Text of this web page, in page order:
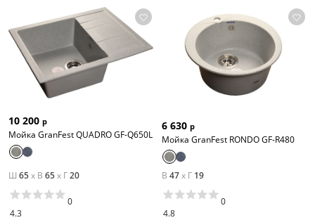
10 200 р
Мойка GranFest QUADRO GF-Q650L
Ш 65x В 65x Г20
4.3
0
6 630 р
Мойка GranFest RONDO GF-R480
В 47x Г 19
4.8
0